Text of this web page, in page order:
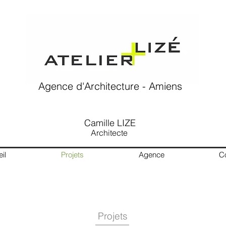
Agence d'Architecture - Amiens
Camille LIZE
Architecte
Projets Agence
Projets